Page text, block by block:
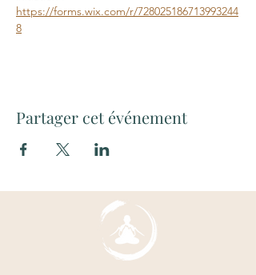
https://forms.wix.com/r/728025186713993244
8
Partager cet événement